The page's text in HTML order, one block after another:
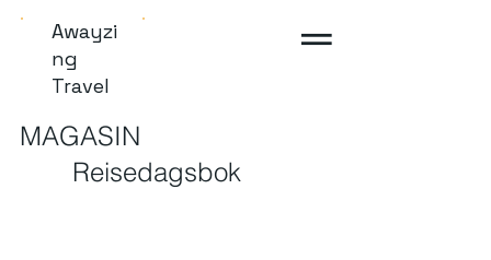
Awayzi
ng
Travel
MAGASIN
Reisedagsbok